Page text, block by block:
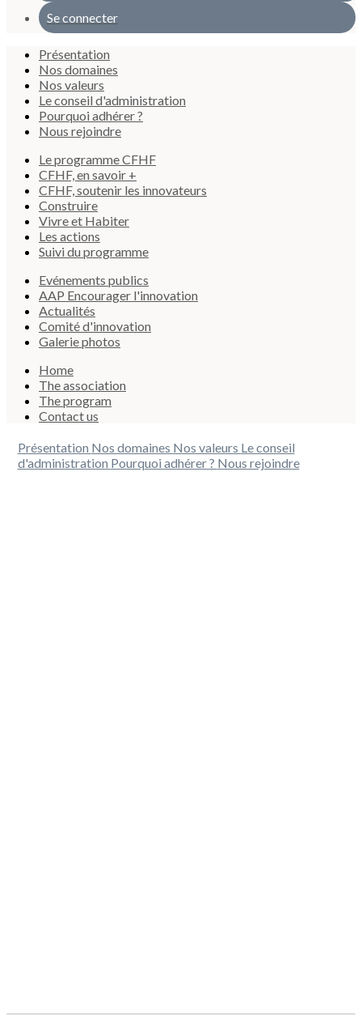
Se connecter
Présentation
Nos domaines
Nos valeurs
Le conseil d'administration
Pourquoi adhérer ?
Nous rejoindre
Le programme CFHF
CFHF, en savoir +
CFHF, soutenir les innovateurs
Construire
Vivre et Habiter
Les actions
Suivi du programme
Evénements publics
AAP Encourager l'innovation
Actualités
Comité d'innovation
Galerie photos
Home
The association
The program
Contact us
Présentation Nos domaines Nos valeurs Le conseil
d'administration Pourquoi adhérer ? Nous rejoindre